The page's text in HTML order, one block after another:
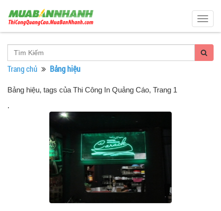
Trang chủ Bảng hiệu
Bảng hiệu, tags của Thi Công In Quảng Cáo, Trang 1
.